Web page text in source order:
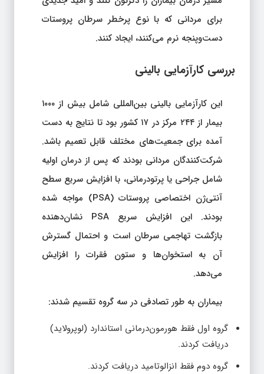
برای مردانی که با نوع پرخطر سرطان پروستات
دست‌وپنجه نرم می‌کنند، ایجاد کنند.
بررسی کارآزمایی بالینی
این کارآزمایی بالینی بین‌المللی شامل بیش از ۱۰۰۰
بیمار از ۲۴۴ مرکز در ۱۷ کشور بود تا نتایج به دست
آمده برای جمعیت‌های مختلف قابل تعمیم باشد.
شرکت‌کنندگان مردانی بودند که پس از درمان اولیه
شامل جراحی یا پرتودرمانی، با افزایش سریع سطح
آنتی‌ژن اختصاصی پروستات (PSA) مواجه شده
بودند. این افزایش سریع PSA نشان‌دهنده
بازگشت تهاجمی سرطان است و احتمال گسترش
آن به استخوان‌ها و ستون فقرات را افزایش
می‌دهد.
بیماران به طور تصادفی در سه گروه تقسیم شدند:
گروه اول فقط هورمون‌درمانی استاندارد (لوپرولاید)
دریافت کردند.
گروه دوم فقط انزالوتامید دریافت کردند.